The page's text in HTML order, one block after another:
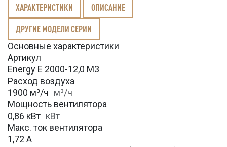
ХАРАКТЕРИСТИКИ ОПИСАНИЕ
ДРУГИЕ МОДЕЛИ СЕРИИ
Основные характеристики
Артикул
Energy E 2000-12,0 M3
Расход воздуха
1900 м³/ч м³/ч
Мощность вентилятора
0,86 кВт кВт
Макс. ток вентилятора
1,72 А